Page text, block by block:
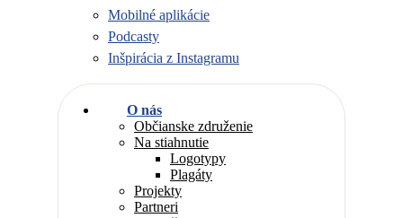
Mobilné aplikácie
Podcasty
Inšpirácia z Instagramu
O nás
Občianske združenie
Na stiahnutie
Logotypy
Plagáty
Projekty
Partneri